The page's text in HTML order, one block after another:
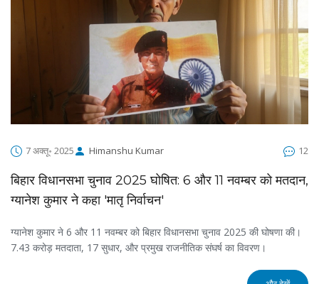
7 अक्तू॰ 2025 Himanshu Kumar 12
बिहार विधानसभा चुनाव 2025 घोषित: 6 और 11 नवम्बर को मतदान,
ग्यानेश कुमार ने कहा 'मातृ निर्वाचन'
ग्यानेश कुमार ने 6 और 11 नवम्बर को बिहार विधानसभा चुनाव 2025 की घोषणा की।
7.43 करोड़ मतदाता, 17 सुधार, और प्रमुख राजनीतिक संघर्ष का विवरण।